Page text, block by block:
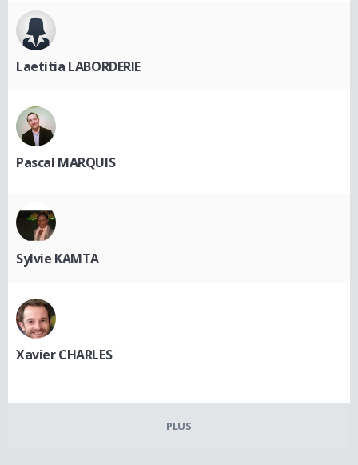
Laetitia LABORDERIE
Pascal MARQUIS
Sylvie KAMTA
Xavier CHARLES
PLUS